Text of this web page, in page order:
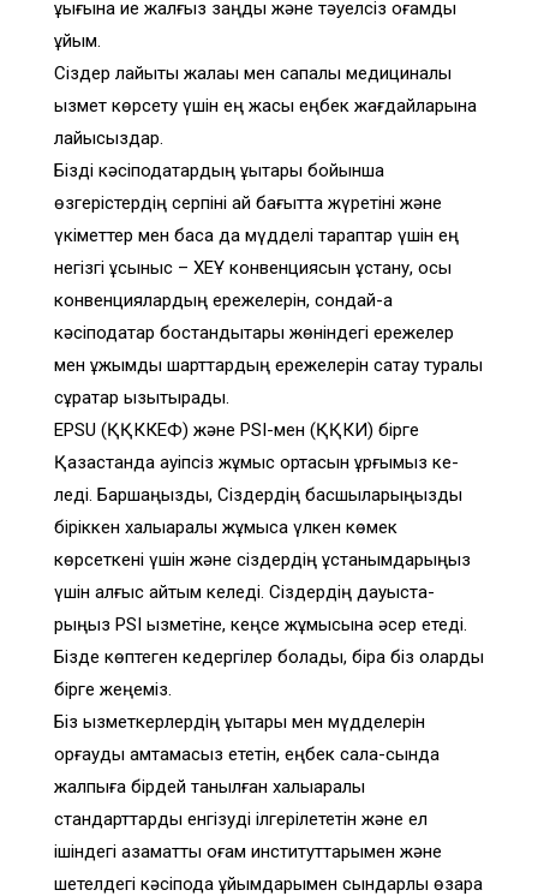
құқығына ие жалғыз заңды және тәуелсіз қоғамдық
ұйым.
Сіздер лайықты жалақы мен сапалы медициналық
қызмет көрсету үшін ең жақсы еңбек жағдайларына
лайықсыздар.
Бізді кәсіподақтардың құқықтары бойынша
өзгерістердің серпіні қай бағытта жүретіні және
үкіметтер мен басқа да мүдделі тараптар үшін ең
негізгі ұсыныс – ХЕҰ конвенциясын ұстану, осы
конвенциялардың ережелерін, сондай-ақ
кәсіподақтар бостандықтары жөніндегі ережелер
мен ұжымдық шарттардың ережелерін сақтау туралы
сұрақтар қызықтырады.
EPSU (ҚҚККЕФ) және PSI-мен (ҚҚКИ) бірге
Қазақстанда қауіпсіз жұмыс ортасын құрғымыз ке-
леді. Баршаңызды, Сіздердің басшыларыңызды
біріккен халықаралық жұмысқа үлкен көмек
көрсеткені үшін және сіздердің ұстанымдарыңыз
үшін алғыс айтқым келеді. Сіздердің дауыста-
рыңыз PSI қызметіне, кеңсе жұмысына әсер етеді.
Бізде көптеген кедергілер болады, бірақ біз оларды
бірге жеңеміз.
Біз қызметкерлердің құқықтары мен мүдделерін
қорғауды қамтамасыз ететін, еңбек сала-сында
жалпыға бірдей танылған халықаралық
стандарттарды енгізуді ілгерілететін және ел
ішіндегі азаматтық қоғам институттарымен және
шетелдегі кәсіподақ ұйымдарымен сындарлы өзара